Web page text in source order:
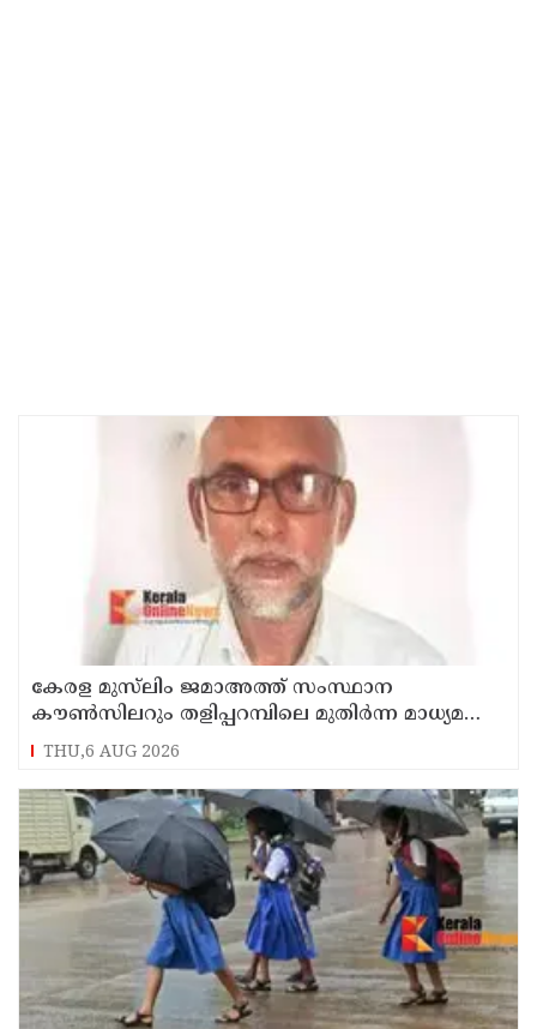
കേരള മുസ്‌ലിം ജമാഅത്ത് സംസ്ഥാന
കൗൺസിലറും തളിപ്പറമ്പിലെ മുതിർന്ന മാധ്യമ
പ്രവർത്തകനുമായ ബി എ അലി മൊഗ്രാൽ
നിര്യാതനായി
THU,6 AUG 2026